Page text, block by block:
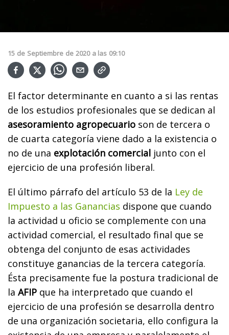
15 de Septiembre de 2020 a las 09:10
El factor determinante en cuanto a si las rentas
de los estudios profesionales que se dedican al
asesoramiento agropecuario son de tercera o
de cuarta categoría viene dado a la existencia o
no de una explotación comercial junto con el
ejercicio de una profesión liberal.
El último párrafo del artículo 53 de la Ley de
Impuesto a las Ganancias dispone que cuando
la actividad u oficio se complemente con una
actividad comercial, el resultado final que se
obtenga del conjunto de esas actividades
constituye ganancias de la tercera categoría.
Ésta precisamente fue la postura tradicional de
la AFIP que ha interpretado que cuando el
ejercicio de una profesión se desarrolla dentro
de una organización societaria, ello configura la